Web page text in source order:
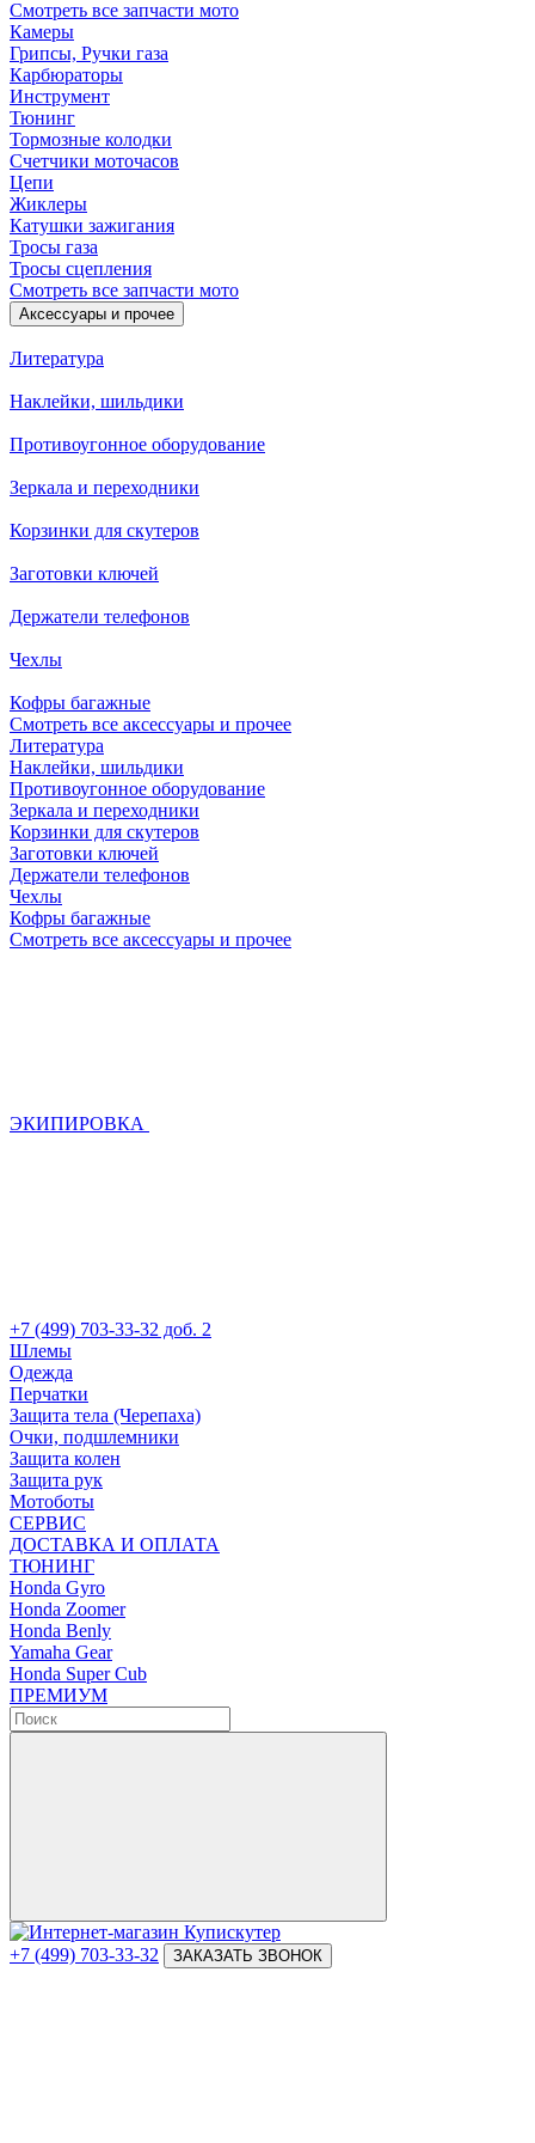
Смотреть все запчасти мото
Камеры
Грипсы, Ручки газа
Карбюраторы
Инструмент
Тюнинг
Тормозные колодки
Счетчики моточасов
Цепи
Жиклеры
Катушки зажигания
Тросы газа
Тросы сцепления
Смотреть все запчасти мото
Аксессуары и прочее
Литература
Наклейки, шильдики
Противоугонное оборудование
Зеркала и переходники
Корзинки для скутеров
Заготовки ключей
Держатели телефонов
Чехлы
Кофры багажные
Смотреть все аксессуары и прочее
Литература
Наклейки, шильдики
Противоугонное оборудование
Зеркала и переходники
Корзинки для скутеров
Заготовки ключей
Держатели телефонов
Чехлы
Кофры багажные
Смотреть все аксессуары и прочее
ЭКИПИРОВКА
+7 (499) 703-33-32 доб. 2
Шлемы
Одежда
Перчатки
Защита тела (Черепаха)
Очки, подшлемники
Защита колен
Защита рук
Мотоботы
СЕРВИС
ДОСТАВКА И ОПЛАТА
ТЮНИНГ
Honda Gyro
Honda Zoomer
Honda Benly
Yamaha Gear
Honda Super Cub
ПРЕМИУМ
+7 (499) 703-33-32 ЗАКАЗАТЬ ЗВОНОК